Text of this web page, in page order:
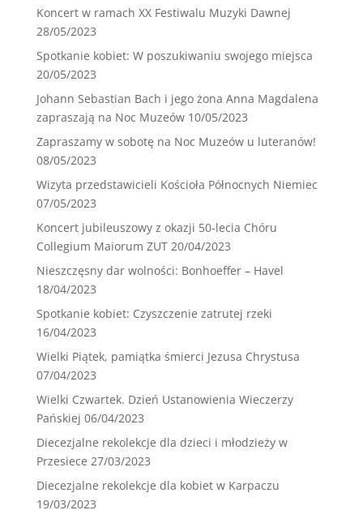
Koncert w ramach XX Festiwalu Muzyki Dawnej
28/05/2023
Spotkanie kobiet: W poszukiwaniu swojego miejsca
20/05/2023
Johann Sebastian Bach i jego żona Anna Magdalena
zapraszają na Noc Muzeów 10/05/2023
Zapraszamy w sobotę na Noc Muzeów u luteranów!
08/05/2023
Wizyta przedstawicieli Kościoła Północnych Niemiec
07/05/2023
Koncert jubileuszowy z okazji 50-lecia Chóru
Collegium Maiorum ZUT 20/04/2023
Nieszczęsny dar wolności: Bonhoeffer – Havel
18/04/2023
Spotkanie kobiet: Czyszczenie zatrutej rzeki
16/04/2023
Wielki Piątek, pamiątka śmierci Jezusa Chrystusa
07/04/2023
Wielki Czwartek. Dzień Ustanowienia Wieczerzy
Pańskiej 06/04/2023
Diecezjalne rekolekcje dla dzieci i młodzieży w
Przesiece 27/03/2023
Diecezjalne rekolekcje dla kobiet w Karpaczu
19/03/2023